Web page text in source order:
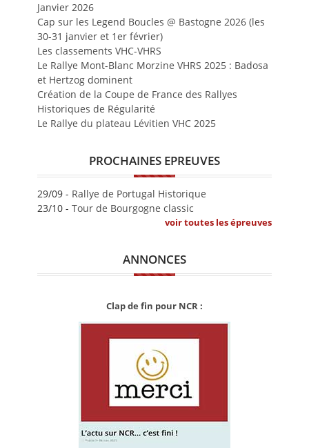
Janvier 2026
Cap sur les Legend Boucles @ Bastogne 2026 (les
30-31 janvier et 1er février)
Les classements VHC-VHRS
Le Rallye Mont-Blanc Morzine VHRS 2025 : Badosa
et Hertzog dominent
Création de la Coupe de France des Rallyes
Historiques de Régularité
Le Rallye du plateau Lévitien VHC 2025
PROCHAINES EPREUVES
29/09 - Rallye de Portugal Historique
23/10 - Tour de Bourgogne classic
voir toutes les épreuves
ANNONCES
Clap de fin pour NCR :